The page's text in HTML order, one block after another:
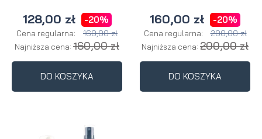
128,00 zł -20%
Cena regularna: 160,00 zł
Najniższa cena: 160,00 zł
DO KOSZYKA
160,00 zł -20%
Cena regularna: 200,00 zł
Najniższa cena: 200,00 zł
DO KOSZYKA